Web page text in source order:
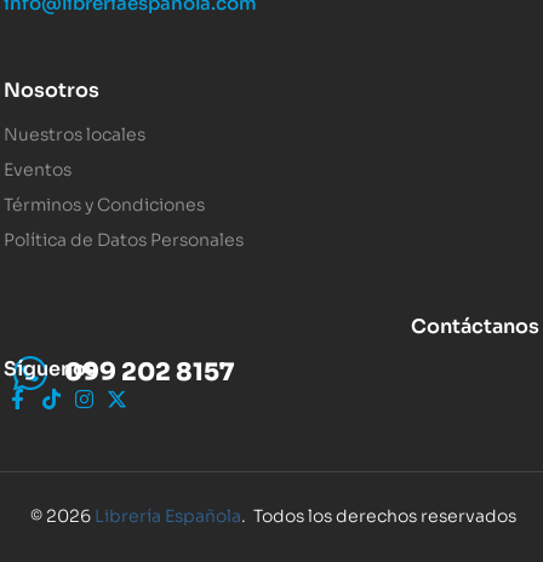
Nosotros
Nuestros locales
Eventos
Términos y Condiciones
Política de Datos Personales
Contáctanos
099 202 8157
Síguenos
© 2026 Librería Española. Todos los derechos reservados